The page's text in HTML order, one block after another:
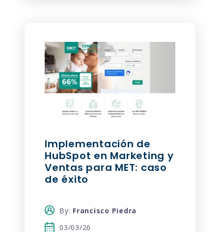
Implementación de
HubSpot en Marketing y
Ventas para MET: caso
de éxito
By: Francisco Piedra
03/03/26